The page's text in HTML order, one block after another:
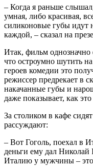
– Когда я раньше
умная, либо красивая,
силиконовые губы идут
каждой, – сказал на
Итак, фильм однозначно
что остроумно шутить
героев комедии это
режиссер предрекает в
накачанные губы и
даже показывает, как это
За столиком в кафе
рассуждают:
– Вот Гоголь, поехал в
деньги ему дал Николай
Италию у мужчины –